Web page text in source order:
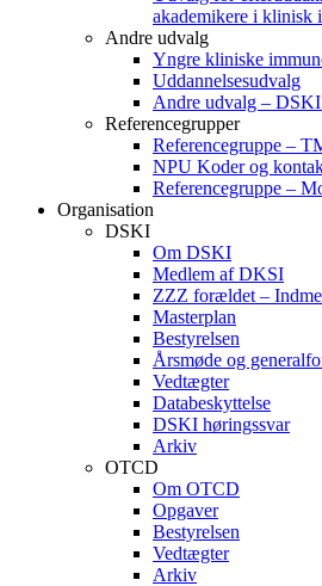
akademikere i klinisk
Andre udvalg
Yngre kliniske
Uddannelsesudvalg
Andre udvalg –
Referencegrupper
Referencegruppe –
NPU Koder og
Referencegruppe –
Organisation
DSKI
Om DSKI
Medlem af DKSI
ZZZ forældet –
Masterplan
Bestyrelsen
Årsmøde og
Vedtægter
Databeskyttelse
DSKI høringssvar
Arkiv
OTCD
Om OTCD
Opgaver
Bestyrelsen
Vedtægter
Arkiv